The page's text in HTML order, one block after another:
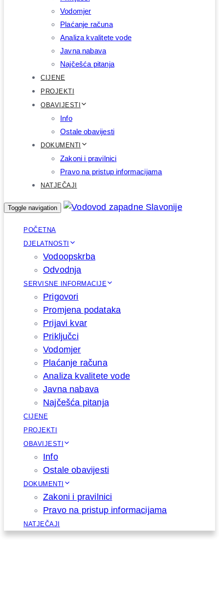
Vodomjer
Plaćanje računa
Analiza kvalitete vode
Javna nabava
Najčešća pitanja
CIJENE
PROJEKTI
OBAVIJESTI
Info
Ostale obavijesti
DOKUMENTI
Zakoni i pravilnici
Pravo na pristup informacijama
NATJEČAJI
Toggle navigation
POČETNA
DJELATNOSTI
Vodoopskrba
Odvodnja
SERVISNE INFORMACIJE
Prigovori
Promjena podataka
Prijavi kvar
Priključci
Vodomjer
Plaćanje računa
Analiza kvalitete vode
Javna nabava
Najčešća pitanja
CIJENE
PROJEKTI
OBAVIJESTI
Info
Ostale obavijesti
DOKUMENTI
Zakoni i pravilnici
Pravo na pristup informacijama
NATJEČAJI